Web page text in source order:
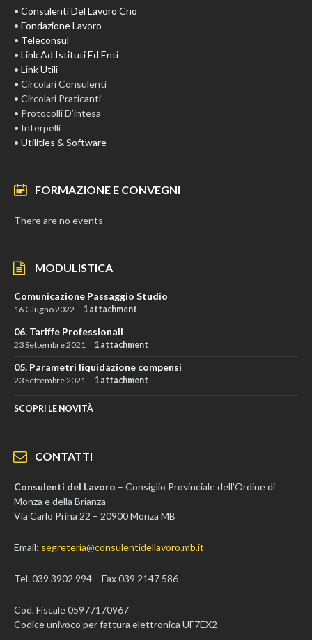
• Consulenti Del Lavoro Cno
• Fondazione Lavoro
• Teleconsul
• Link Ad Istituti Ed Enti
• Link Utili
• Circolari Consulenti
• Circolari Praticanti
• Protocolli D’intesa
• Interpelli
• Utilities & Software
FORMAZIONE E CONVEGNI
There are no events
MODULISTICA
Comunicazione Passaggio Studio
16 Giugno 2022 1 attachment
06. Tariffe Professionali
23 Settembre 2021 1 attachment
05. Parametri liquidazione compensi
23 Settembre 2021 1 attachment
SCOPRI LE NOVITÀ
CONTATTI
Consulenti del Lavoro – Consiglio Provinciale dell’Ordine di
Monza e della Brianza
Via Carlo Prina 22 – 20900 Monza MB
Email: segreteria@consulentidellavoro.mb.it
Tel. 039 3902 994 – Fax 039 2147 586
Cod. Fiscale 05977170967
Codice univoco per fattura elettronica UF7EX2